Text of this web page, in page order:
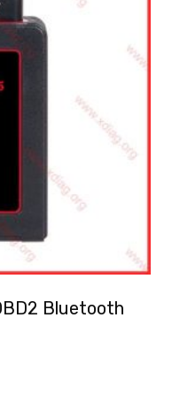
Bluetooth